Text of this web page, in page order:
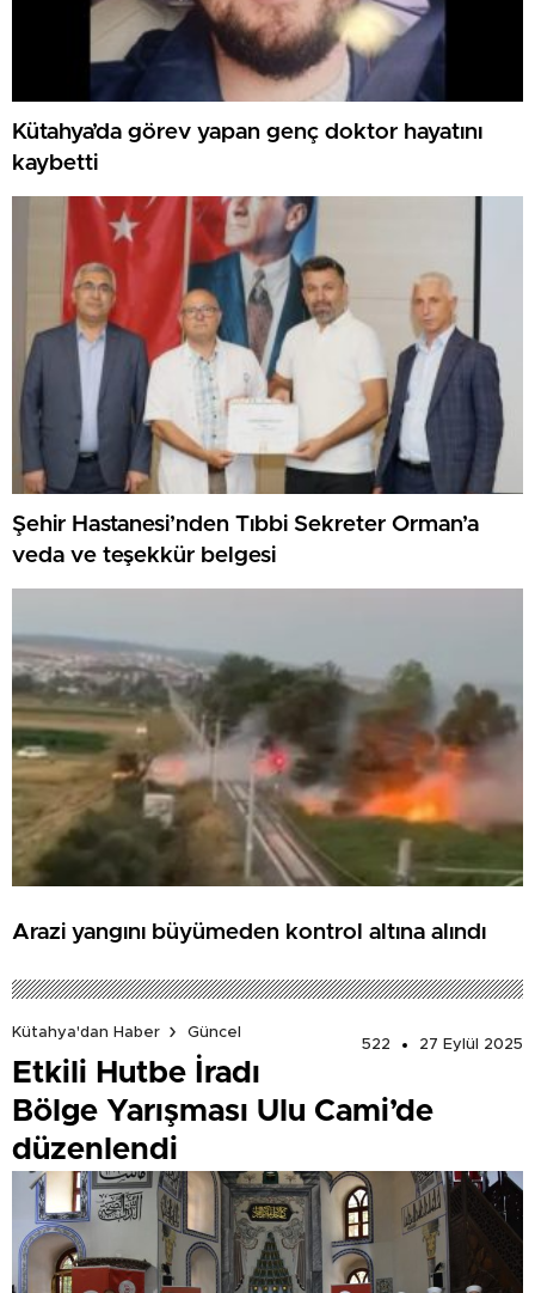
Kütahya’da görev yapan genç doktor hayatını
kaybetti
Şehir Hastanesi’nden Tıbbi Sekreter Orman’a
veda ve teşekkür belgesi
Arazi yangını büyümeden kontrol altına alındı
Kütahya'dan Haber
Güncel
522
27 Eylül 2025
Etkili Hutbe İradı
Bölge Yarışması Ulu Cami’de
düzenlendi